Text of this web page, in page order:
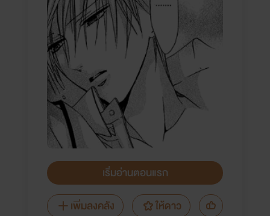
เริ่มอ่านตอนแรก
เพิ่มลงคลัง
ให้ดาว